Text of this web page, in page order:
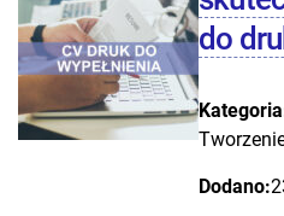
do
Dodano: